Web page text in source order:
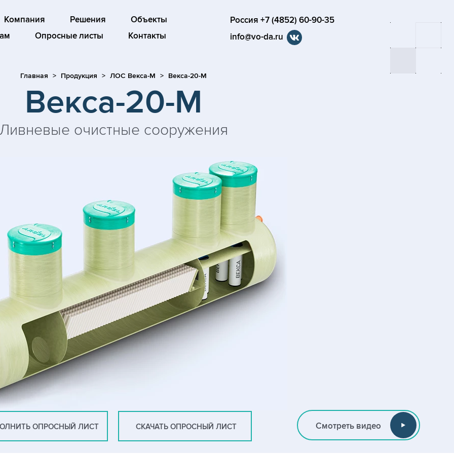
Компания Решения
Объекты
Опросные листы Контакты
Россия +7 (4852) 60-90-35
info@vo-da.ru
Главная Продукция ЛОС Векса-М Векса-20-М
Векса-20-М
очистные сооружения
ОПРОСНЫЙ ЛИСТ СКАЧАТЬ ОПРОСНЫЙ ЛИСТ Смотреть видео